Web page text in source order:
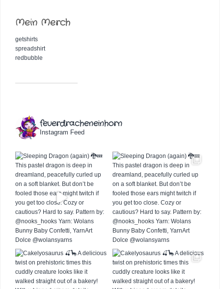
Mein Merch
getshirts
spreadshirt
redbubble
feuerdracheneinhorn
Instagram Feed